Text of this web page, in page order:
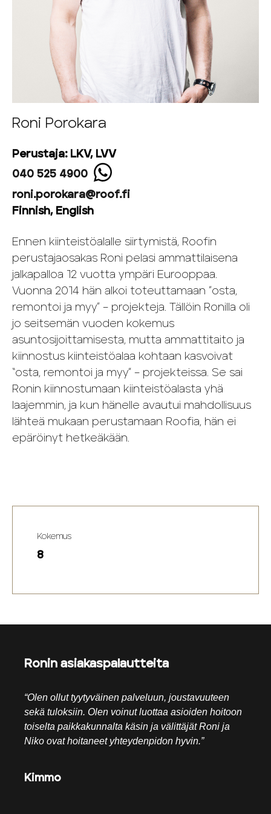
Roni Porokara
Perustaja: LKV, LVV
040 525 4900
roni.porokara@roof.fi
Finnish, English
Ennen kiinteistöalalle siirtymistä, Roofin
perustajaosakas Roni pelasi ammattilaisena
jalkapalloa 12 vuotta ympäri Eurooppaa.
Vuonna 2014 hän alkoi toteuttamaan ”osta,
remontoi ja myy” – projekteja. Tällöin Ronilla oli
jo seitsemän vuoden kokemus
asuntosijoittamisesta, mutta ammattitaito ja
kiinnostus kiinteistöalaa kohtaan kasvoivat
“osta, remontoi ja myy” – projekteissa. Se sai
Ronin kiinnostumaan kiinteistöalasta yhä
laajemmin, ja kun hänelle avautui mahdollisuus
lähteä mukaan perustamaan Roofia, hän ei
epäröinyt hetkeäkään.
Kokemus
8
Ronin asiakaspalautteita
“Olen ollut tyytyväinen palveluun, joustavuuteen
sekä tuloksiin. Olen voinut luottaa asioiden hoitoon
toiselta paikkakunnalta käsin ja välittäjät Roni ja
Niko ovat hoitaneet yhteydenpidon hyvin.”
Kimmo